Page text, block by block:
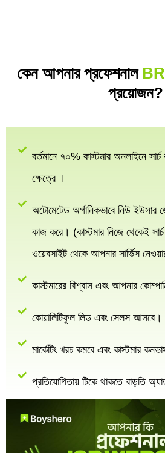
কেন আপনার প্রফেশনাল
প্রয়োজন?
বর্তমানে ৭০% কাস্টমার অনলাইনে
ক্ষেত্রে ।
অটোমেটেড অর্গানিকভাবে নিউ ইউসার
কাজ করে। (কাস্টমার নিজে থেকেই সার্চ
ওয়েবসাইট থেকে আপনার সার্ভিস
কাস্টমারের বিশ্বাস এবং আপনার
কোয়ালিটিফুল লিড এবং সেলস আসবে।
মার্কেটিং খরচ কমবে এবং কাস্টমার
প্রতিযোগিতায় টিকে থাকতে বাড়তি